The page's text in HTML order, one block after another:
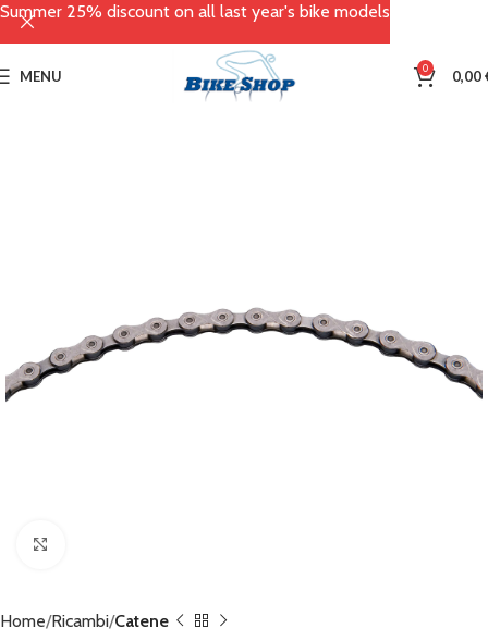
MENU 0 0,00
Home Ricambi Catene
Summer 25% discount on all last year's bike models